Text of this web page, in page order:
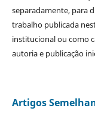
separadamente, para
trabalho publicada
institucional ou como
autoria e publicação
Artigos